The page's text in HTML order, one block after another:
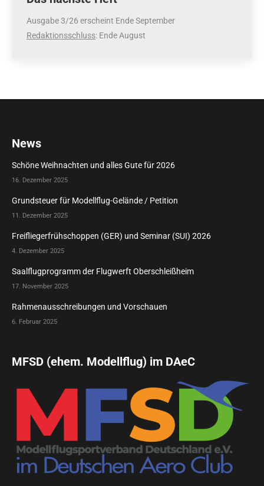
Ausgabe 3/26 erscheint Ende September
Redaktionsschluss: Ende August
News
Schöne Weihnachten und alles Gute für 2026
16. Dezember 2025
Grundsteuer für Modellflug-Gelände / Petition
11. Dezember 2025
Freifliegerfrühschoppen (GER) und Seminar (SUI) 2026
4. Dezember 2025
Saalflugprogramm der Flugwerft Oberschleißheim
17. November 2025
Rahmenausschreibungen und Vorschauen
6. Februar 2025
MFSD (ehem. Modellflug) im DAeC